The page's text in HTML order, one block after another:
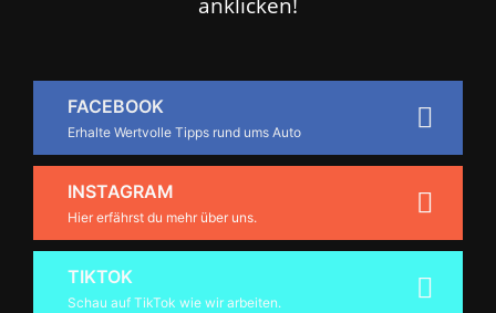
FACEBOOK
Erhalte Wertvolle Tipps rund ums Auto
INSTAGRAM
Hier erfährst du mehr über uns.
TIKTOK
Schau auf TikTok wie wir arbeiten.